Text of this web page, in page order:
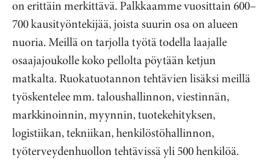
on erittäin merkittävä. Palkkaamme vuosittain 600–
700 kausityöntekijää, joista suurin osa on alueen
nuoria. Meillä on tarjolla työtä todella laajalle
osaajajoukolle koko pellolta pöytään ketjun
matkalta. Ruokatuotannon tehtävien lisäksi meillä
työskentelee mm. taloushallinnon, viestinnän,
markkinoinnin, myynnin, tuotekehityksen,
logistiikan, tekniikan, henkilöstöhallinnon,
työterveydenhuollon tehtävissä yli 500 henkilöä.